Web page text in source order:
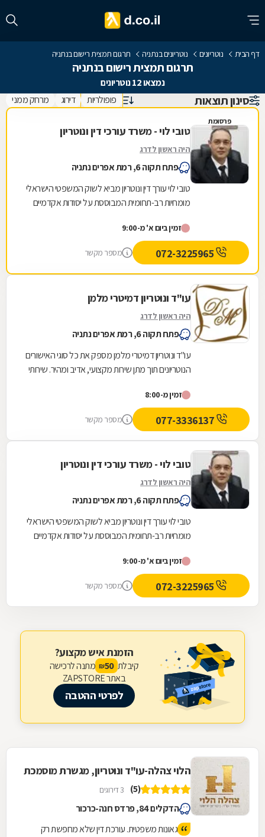
דף הבית נוטריונים נוטריונים בנתניה תרגום תמצית רישום בנתניה
תרגום תמצית רישום בנתניה
נמצאו 12 נוטריונים
סינון תוצאות פופולריות דירוג מרחק ממני
פרסומת
טובי לוי - משרד עורכי דין ונוטריון
היה ראשון לדרג
פתח תקוה 6, רמת אפרים נתניה
טובי לוי עורך דין ונוטריון מביא לשוק המשפטי הישראלי
מומחיות רב-תחומית המבוססת על יסודות אקדמיים
זמין ביום א' מ-9:00
מספר מקשר
עו"ד ונוטריון דמיטרי מלמן
היה ראשון לדרג
פתח תקוה 6, רמת אפרים נתניה
עו"ד ונוטריון דמיטרי מלמן מספק את כל סוגי האישורים
הנוטריונים תוך מתן שירות מקצועי, אדיב ומהיר. שירותי
זמין מ-8:00
מספר מקשר
טובי לוי - משרד עורכי דין ונוטריון
היה ראשון לדרג
פתח תקוה 6, רמת אפרים נתניה
טובי לוי עורך דין ונוטריון מביא לשוק המשפטי הישראלי
מומחיות רב-תחומית המבוססת על יסודות אקדמיים
זמין ביום א' מ-9:00
מספר מקשר
הזמנת איש מקצוע?
קיבלת 50
₪ מתנה לרכישה
באתר ZAPSTORE
לפרטי ההטבה
הלוי צהלה-עו"ד ונוטריון, מגשרת מוסמכת
(5) 3 דירוגים
הדקלים 84, פרדס חנה-כרכור
גאונות משפטית. עורכת דין שלא מחפשת רק